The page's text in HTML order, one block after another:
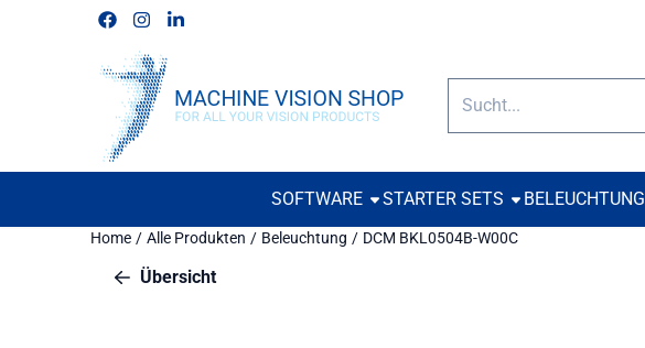
Cookie-Einstellungen verfügbar. Einstellungen wählen oder alle Cookies zulassen.
Folgen Sie uns auf Facebook
Folgen Sie uns auf Instagram
Folgen Sie uns auf Linkedin
SOFTWARE STARTER SETS BELEUCHTUNG
Home / Alle Produkten / Beleuchtung / DCM BKL0504B-W00C
Übersicht